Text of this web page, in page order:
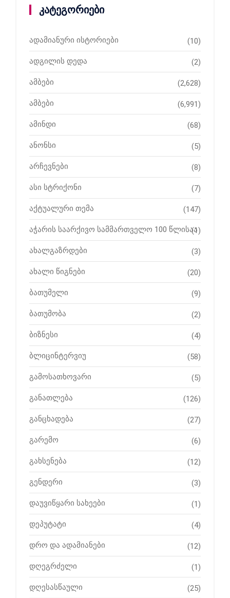
კატეგორიები
ადამიანური ისტორიები (10)
ადგილის დედა (2)
ამბები (2,628)
ამბები (6,991)
ამინდი (68)
ანონსი (5)
არჩევნები (8)
ასი სტრიქონი (7)
აქტუალური თემა (147)
აჭარის საარქივო სამმართველო 100 წლისაა
(1)
ახალგაზრდები (3)
ახალი წიგნები (20)
ბათუმელი (9)
ბათუმობა (2)
ბიზნესი (4)
ბლიცინტერვიუ (58)
გამოსათხოვარი (5)
განათლება (126)
განცხადება (27)
გარემო (6)
გახსენება (12)
გენდერი (3)
დაუვიწყარი სახეები (1)
დეპუტატი (4)
დრო და ადამიანები (12)
დღეგრძელი (1)
დღესასწაული (25)